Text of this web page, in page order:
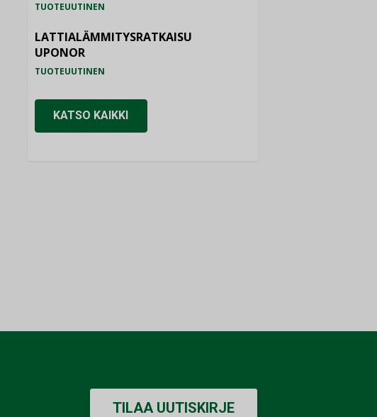
TUOTEUUTINEN
LATTIALÄMMITYSRATKAISU
UPONOR
TUOTEUUTINEN
KATSO KAIKKI
TILAA UUTISKIRJE